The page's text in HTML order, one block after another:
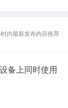
时内最新发布内容推荐
备上同时使用